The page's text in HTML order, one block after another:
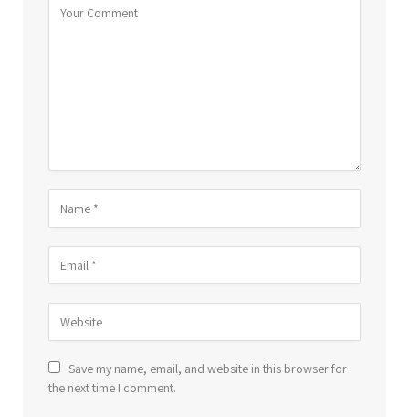
Save my name, email, and website in this browser for
the next time I comment.